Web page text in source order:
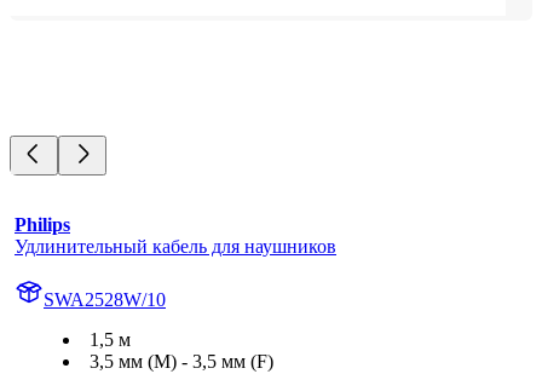
Philips
Удлинительный кабель для наушников
SWA2528W/10
1,5 м
3,5 мм (M) - 3,5 мм (F)